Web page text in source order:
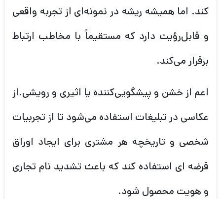
کند. اما همیشه ریشه در نمونه‌ای از تجربه واقعی
و قابل‌رؤیت دارد که مستقیماً با مخاطب ارتباط
برقرار می‌کند.
اعم از خشن و پیشگویی‌کننده یا اثیری و رویشی.از
عکاسی در تبلیغات استفاده می‌شود تا از تجربیات
شخصی و تاریخچه هر مشتری برای ایجاد اوراق
قرضه ای استفاده کند که باعث تشدید نام تجاری
و هویت محصول شود.